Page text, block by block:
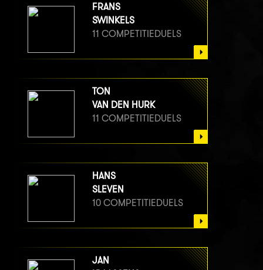
FRANS
SWINKELS
11 COMPETITIEDUELS
TON
VAN DEN HURK
11 COMPETITIEDUELS
HANS
SLEVEN
10 COMPETITIEDUELS
JAN